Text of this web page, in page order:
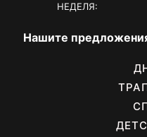
НЕДЕЛЯ:
Нашите